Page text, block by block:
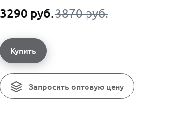
3290 руб.3870 руб.
Купить
Запросить оптовую цену